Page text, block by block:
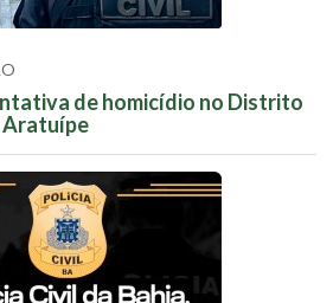
de homicídio no Distrito
Aratuípe